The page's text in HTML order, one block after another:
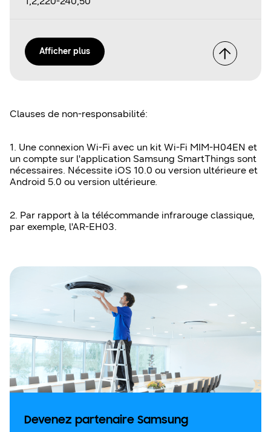
Afficher plus
Clauses de non-responsabilité:
1. Une connexion Wi-Fi avec un kit Wi-Fi MIM-H04EN et
un compte sur l'application Samsung SmartThings sont
nécessaires. Nécessite iOS 10.0 ou version ultérieure et
Android 5.0 ou version ultérieure.
2. Par rapport à la télécommande infrarouge classique,
par exemple, l'AR-EH03.
Devenez partenaire Samsung